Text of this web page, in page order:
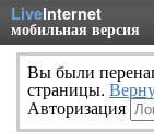
LiveInternet
мобильная версия
Вы были
страницы.
Авторизация